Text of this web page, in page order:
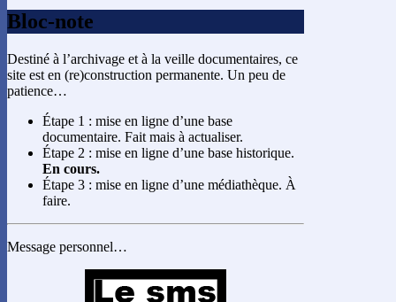
Bloc-note
Destiné à l’archivage et à la veille documentaires, ce
site est en (re)construction permanente. Un peu de
patience…
Étape 1 : mise en ligne d’une base
documentaire. Fait mais à actualiser.
Étape 2 : mise en ligne d’une base historique.
En cours.
Étape 3 : mise en ligne d’une médiathèque. À
faire.
Message personnel…